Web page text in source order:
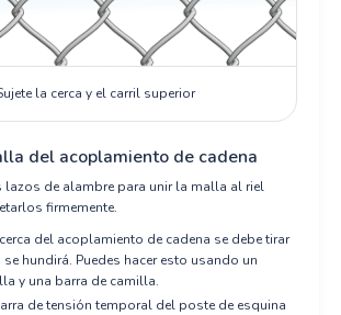
la cerca y el carril superior
del acoplamiento de cadena
de alambre para unir la malla al riel
firmemente.
del acoplamiento de cadena se debe tirar
hundirá. Puedes hacer esto usando un
y una barra de camilla.
de tensión temporal del poste de esquina